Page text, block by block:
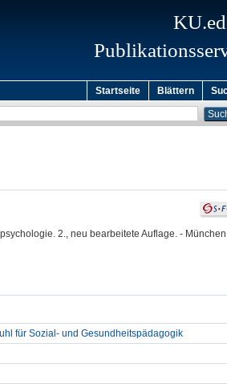
Startseite Blättern
2., neu bearbeitete Auflage. -
für Sozial- und Gesundheitspädagogik